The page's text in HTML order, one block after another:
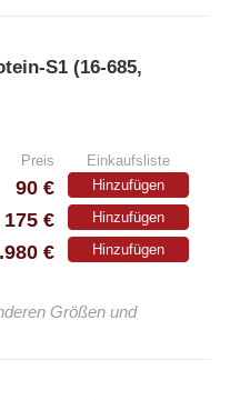
S1 (16-685,
Preis Einkaufsliste
90 € Hinzufügen
175 € Hinzufügen
€ Hinzufügen
Größen und